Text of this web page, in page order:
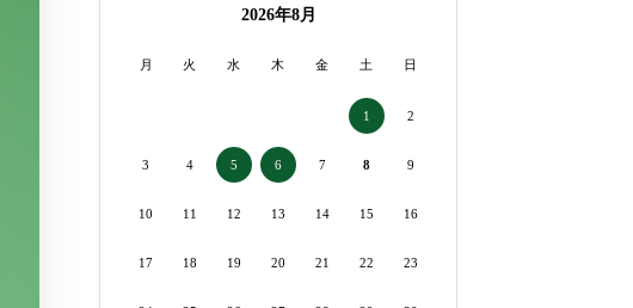
2026年8月
月 火 水 木 金 土 日
1 2
3 4 5 6 7 8 9
10 11 12 13 14 15 16
17 18 19 20 21 22 23